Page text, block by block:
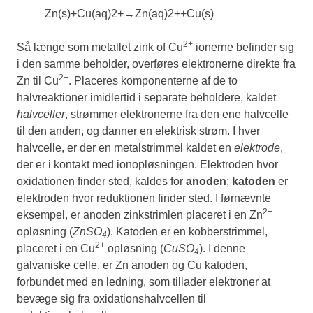
Zn(s)+Cu(aq)2+→Zn(aq)2++Cu(s)
Så længe som metallet zink of Cu2+ ionerne befinder sig
i den samme beholder, overføres elektronerne direkte fra
Zn til Cu2+. Placeres komponenterne af de to
halvreaktioner imidlertid i separate beholdere, kaldet
halvceller, strømmer elektronerne fra den ene halvcelle
til den anden, og danner en elektrisk strøm. I hver
halvcelle, er der en metalstrimmel kaldet en elektrode,
der er i kontakt med ionopløsningen. Elektroden hvor
oxidationen finder sted, kaldes for anoden; katoden er
elektroden hvor reduktionen finder sted. I førnævnte
eksempel, er anoden zinkstrimlen placeret i en Zn2+
opløsning (ZnSO4). Katoden er en kobberstrimmel,
placeret i en Cu2+ opløsning (CuSO4). I denne
galvaniske celle, er Zn anoden og Cu katoden,
forbundet med en ledning, som tillader elektroner at
bevæge sig fra oxidationshalvcellen til